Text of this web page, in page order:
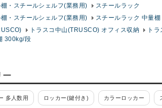
・スチールシェルフ(業務用)
スチールラック
・スチールシェルフ(業務用)
スチールラック 中量
トラスコ中山(TRUSCO) オフィス収納
ト
300kg/段
ー
多人数用 ロッカー(鍵付き) カラーロッカー